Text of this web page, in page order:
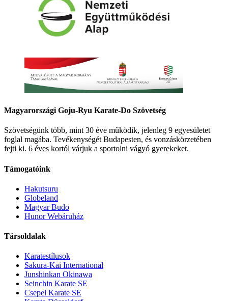
Magyarországi Goju-Ryu Karate-Do Szövetség
Szövetségünk több, mint 30 éve működik, jelenleg 9 egyesületet
foglal magába. Tevékenységét Budapesten, és vonzáskörzetében
fejti ki. 6 éves kortól várjuk a sportolni vágyó gyerekeket.
Támogatóink
Hakutsuru
Globeland
Magyar Budo
Hunor Webáruház
Társoldalak
Karatestílusok
Sakura-Kai International
Junshinkan Okinawa
Seinchin Karate SE
Csepel Karate SE